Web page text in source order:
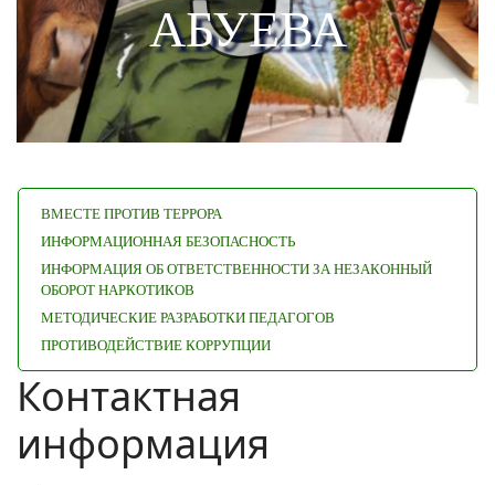
АБУЕВА
ВМЕСТЕ ПРОТИВ ТЕРРОРА
ИНФОРМАЦИОННАЯ БЕЗОПАСНОСТЬ
ИНФОРМАЦИЯ ОБ ОТВЕТСТВЕННОСТИ ЗА НЕЗАКОННЫЙ
ОБОРОТ НАРКОТИКОВ
МЕТОДИЧЕСКИЕ РАЗРАБОТКИ ПЕДАГОГОВ
ПРОТИВОДЕЙСТВИЕ КОРРУПЦИИ
Контактная
информация